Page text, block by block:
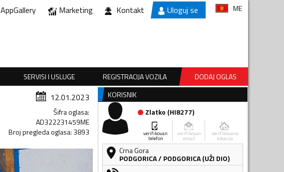
AppGallery Marketing Kontakt Uloguj se ME
SERVISI I USLUGE REGISTRACIJA VOZILA
DODAJ OGLAS
12.01.2023
Šifra oglasa:
AD322231459ME
Broj pregleda oglasa: 3893
KORISNIK
Zlatko (HI8277)
verifikovan
telefon
verifikovan
email
verifikovana
lokacija
Crna Gora
PODGORICA/ PODGORICA (UŽI DIO)